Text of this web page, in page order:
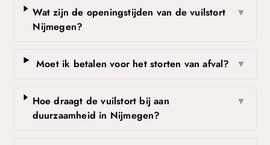
Wat zijn de openingstijden van de vuilstort
Nijmegen?
▼
Moet ik betalen voor het storten van afval? ▼
Hoe draagt de vuilstort bij aan
duurzaamheid in Nijmegen?
▼